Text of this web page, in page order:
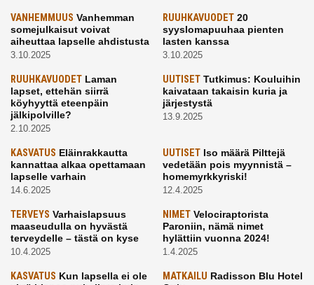
VANHEMMUUS Vanhemman
somejulkaisut voivat
aiheuttaa lapselle ahdistusta
3.10.2025
RUUHKAVUODET20
syyslomapuuhaa pienten
lasten kanssa
3.10.2025
RUUHKAVUODET Laman
lapset, ettehän siirrä
köyhyyttä eteenpäin
jälkipolville?
2.10.2025
UUTISETTutkimus: Kouluihin
kaivataan takaisin kuria ja
järjestystä
13.9.2025
KASVATUS Eläinrakkautta
kannattaa alkaa opettamaan
lapselle varhain
14.6.2025
UUTISETIso määrä Pilttejä
vedetään pois myynnistä –
homemyrkkyriski!
12.4.2025
TERVEYS Varhaislapsuus
maaseudulla on hyvästä
terveydelle – tästä on kyse
10.4.2025
NIMETVelociraptorista
Paroniin, nämä nimet
hylättiin vuonna 2024!
1.4.2025
KASVATUS Kun lapsella ei ole
MATKAILU Radisson Blu Hotel